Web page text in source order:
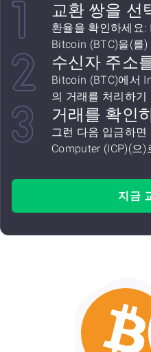
교환 쌍을 선
환율을 확인하세요:
Bitcoin (BTC)을(를
수신자 주소
Bitcoin (BTC)에서
의 거래를 처리하기
거래를 확인
그런 다음 입금하
Computer (ICP)(으)
지금